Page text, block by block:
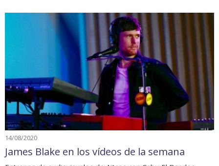
14/08/2020
James Blake en los vídeos de la semana